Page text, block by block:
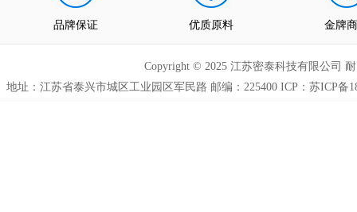
品牌保证 优质原料 金牌
Copyright © 2025 江苏密泰科技有限公司
地址：江苏省泰兴市城区工业园区军民路 邮编：225400 ICP： 苏ICP备